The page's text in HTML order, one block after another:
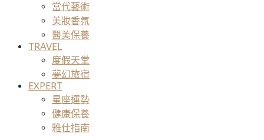
當代藝術
美妝香氛
醫美保養
TRAVEL
度假天堂
夢幻旅宿
EXPERT
星座運勢
健康保養
雅仕指南